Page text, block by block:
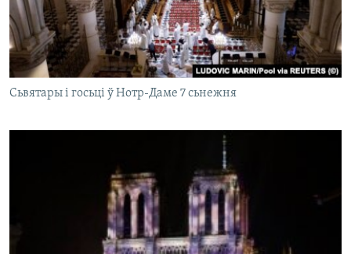
Сьвятары і госьці ў Нотр-Даме 7 сьнежня